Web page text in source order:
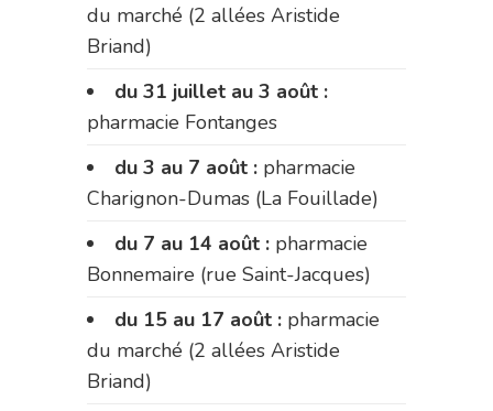
du marché (2 allées Aristide
Briand)
du 31 juillet au 3 août :
pharmacie Fontanges
du 3 au 7 août : pharmacie
Charignon-Dumas (La Fouillade)
du 7 au 14 août : pharmacie
Bonnemaire (rue Saint-Jacques)
du 15 au 17 août : pharmacie
du marché (2 allées Aristide
Briand)